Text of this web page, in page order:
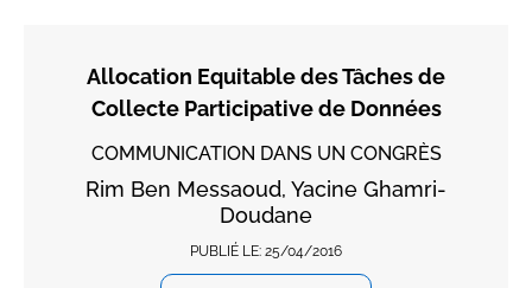
Allocation Equitable des Tâches de
Collecte Participative de Données
COMMUNICATION DANS UN CONGRÈS
Rim Ben Messaoud, Yacine Ghamri-
Doudane
PUBLIÉ LE: 25/04/2016